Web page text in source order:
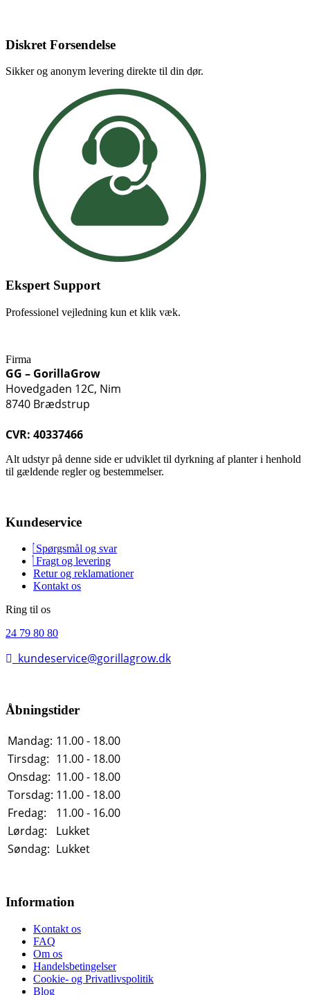
Diskret Forsendelse
Sikker og anonym levering direkte til din dør.
Ekspert Support
Professionel vejledning kun et klik væk.
Firma
GG – GorillaGrow
Hovedgaden 12C, Nim
8740 Brædstrup
CVR: 40337466
Alt udstyr på denne side er udviklet til dyrkning af planter i henhold
til gældende regler og bestemmelser.
Kundeservice
Spørgsmål og svar
Fragt og levering
Retur og reklamationer
Kontakt os
Ring til os
24 79 80 80
kundeservice@gorillagrow.dk
Åbningstider
Mandag: 11.00 - 18.00
Tirsdag: 11.00 - 18.00
Onsdag: 11.00 - 18.00
Torsdag: 11.00 - 18.00
Fredag:
11.00 - 16.00
Lørdag:
Lukket
Søndag: Lukket
Information
Kontakt os
FAQ
Om os
Handelsbetingelser
Cookie- og Privatlivspolitik
Blog